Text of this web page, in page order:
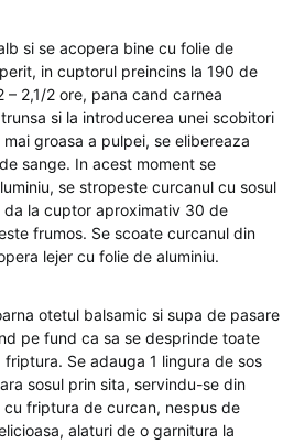
si se acopera bine cu folie de
in cuptorul preincins la 190 de
2,1/2 ore, pana cand carnea
si la introducerea unei scobitori
groasa a pulpei, se elibereaza
sange. In acest moment se
se stropeste curcanul cu sosul
da la cuptor aproximativ 30 de
frumos. Se scoate curcanul din
lejer cu folie de aluminiu.
otetul balsamic si supa de pasare
pe fund ca sa se desprinde toate
Se adauga 1 lingura de sos
sosul prin sita, servindu-se din
cu friptura de curcan, nespus de
alaturi de o garnitura la